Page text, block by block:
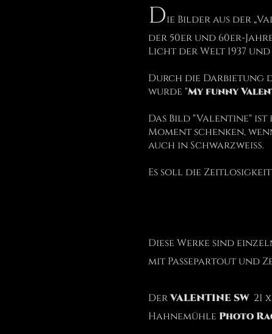
Die Bilder aus der
der 50er und 60er-
Licht der Welt 1937
Durch die Darbietung
wurde "My funny
Das Bild "Valentine" ist
Moment schenken,
auch in Schwarzweiß.
Es soll die
Diese Werke sind
mit Passepartout und
DerVALENTINE SW21
Hahnemühle Photo